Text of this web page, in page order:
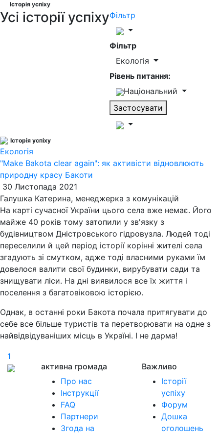
Історія успіху
Усі історії успіхуФільтр
Фільтр
Екологія
Рівень питання:
Національний
Застосувати
Історія успіху
Екологія
"Make Bakota clear again": як активісти відновлюють
природну красу Бакоти
30 Листопада 2021
Галушка Катерина, менеджерка з комунікацій
На карті сучасної України цього села вже немає. Його
майже 40 років тому затопили у зв'язку з
будівництвом Дністровського гідровузла. Людей тоді
переселили й цей період історії корінні жителі села
згадують зі смутком, адже тоді власними руками їм
довелося валити свої будинки, вирубувати сади та
знищувати ліси. На дні виявилося все їх життя і
поселення з багатовіковою історією.
Однак, в останні роки Бакота почала притягувати до
себе все більше туристів та перетворювати на одне з
найвідвідуваніших місць в Україні. І не дарма!
1
активна громада
Про нас
Інструкції
FAQ
Партнери
Згода на
Важливо
Історії
успіху
Форум
Дошка
оголошень